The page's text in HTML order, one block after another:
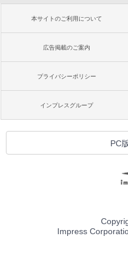
本サイトのご利用について
広告掲載のご案内
プライバシーポリシー
インプレスグループ
PC
Impress